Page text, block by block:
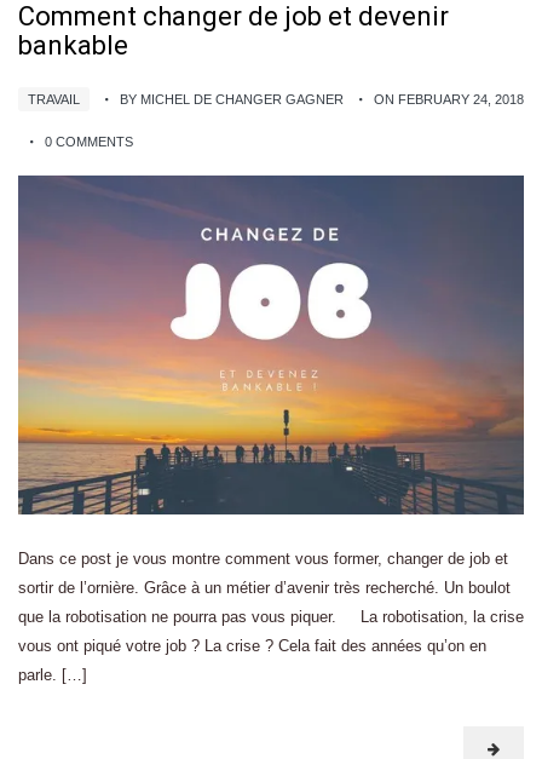
Comment changer de job et devenir
bankable
TRAVAIL BY MICHEL DE CHANGER GAGNER ON FEBRUARY 24, 2018
0 COMMENTS
Dans ce post je vous montre comment vous former, changer de job et
sortir de l’ornière. Grâce à un métier d’avenir très recherché. Un boulot
que la robotisation ne pourra pas vous piquer. La robotisation, la crise
vous ont piqué votre job ? La crise ? Cela fait des années qu’on en
parle. […]